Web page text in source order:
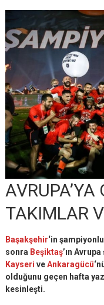
AVRUPA’YA
TAKIMLAR
Başakşehir‘in
sonra Beşiktaş’ın
Kayseri veAnkaragücü
olduğunu geçen hafta
kesinleşti.